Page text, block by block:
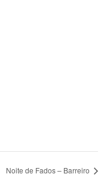
Noite de Fados – Barreiro